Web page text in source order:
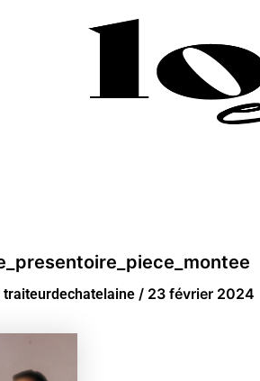
traiteurdechatelaine / 23 février 2024